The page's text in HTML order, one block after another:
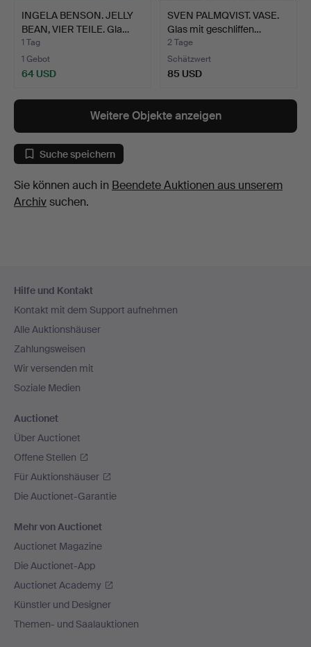
INGELA BENSON. JELLY
BEAN, VIER TEILE. Gla…
1 Tag
1 Gebot
64 USD
SVEN PALMQVIST. VASE.
Glas mit geschliffen…
2 Tage
Schätzwert
85 USD
Weitere Objekte anzeigen
Suche speichern
Sie können auch in Beendete Auktionen aus unserem
Archivsuchen.
Navigation
Hilfe und Kontakt
Kontakt mit dem Support aufnehmen
Alle Auktionshäuser
Zahlungsweisen
Wir versenden mit
Soziale Medien
Auctionet
Über Auctionet
Offene Stellen
Für Auktionshäuser
Die Auctionet-Garantie
Mehr von Auctionet
Auctionet Magazine
Die Auctionet-App
Auctionet Academy
Künstler und Designer
Themen- und Saalauktionen